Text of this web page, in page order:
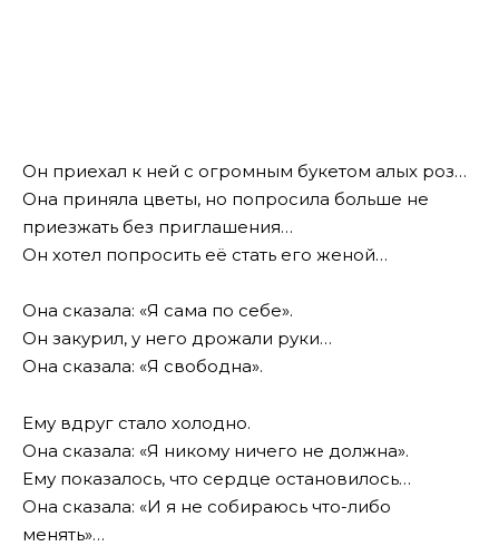
Он приехал к ней с огромным букетом алых роз…
Она приняла цветы, но попросила больше не
приезжать без приглашения…
Он хотел попросить её стать его женой…
Она сказала: «Я сама по себе».
Он закурил, у него дрожали руки…
Она сказала: «Я свободна».
Ему вдруг стало холодно.
Она сказала: «Я никому ничего не должна».
Ему показалось, что сердце остановилось…
Она сказала: «И я не собираюсь что-либо
менять»…